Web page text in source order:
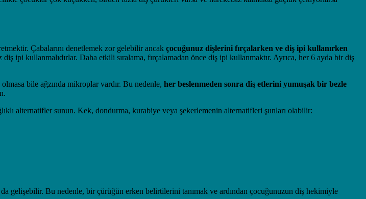
Çabalarını denetlemek zor gelebilir ancak çocuğunuz dişlerini fırçalarken ve diş ipi kullanırken
ipi kullanmalıdırlar. Daha etkili sıralama, fırçalamadan önce diş ipi kullanmaktır. Ayrıca, her 6 ayda bir diş
bile ağzında mikroplar vardır. Bu nedenle, her beslenmeden sonra diş etlerini yumuşak bir bezle
alternatifler sunun. Kek, dondurma, kurabiye veya şekerlemenin alternatifleri şunları olabilir:
gelişebilir. Bu nedenle, bir çürüğün erken belirtilerini tanımak ve ardından çocuğunuzun diş hekimiyle